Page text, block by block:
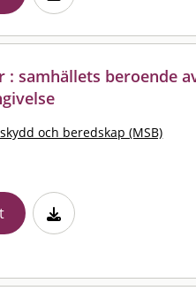
: samhällets beroende
och beredskap (MSB)